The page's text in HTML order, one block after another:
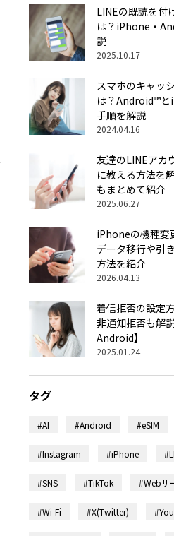
LINEの既読を付
は？iPhone・
説
2025.10.17
スマホのキャッ
は？Android™と
手順を解説
2024.04.16
友達のLINEアカ
に教える方法を
もまとめて紹介
2025.06.27
iPhoneの機種変
データ移行や引
方法を紹介
2026.04.13
着信拒否の設定
非通知拒否も解
Android】
2025.01.24
タグ
#AI #Android #eSIM
#Instagram #iPhone
#SNS #TikTok #Webサ
#Wi-Fi #X(Twitter)